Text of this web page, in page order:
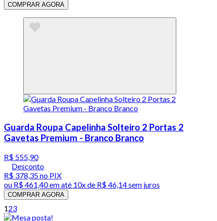
COMPRAR AGORA
Guarda Roupa Capelinha Solteiro 2 Portas 2
Gavetas Premium - Branco Branco
R$ 555,90
Desconto
R$ 378,35no PIX
ou R$ 461,40em até 10x de R$ 46,14 sem juros
COMPRAR AGORA
123